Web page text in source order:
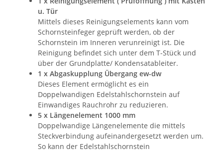
u. Tür
Mittels dieses Reinigungselements kann vom
Schornsteinfeger geprüft werden, ob der
Schornstein im Inneren verunreinigt ist. Die
Reinigung befindet sich unter dem T-Stück und
über der Grundplatte/ Kondensatableiter.
1 x Abgaskupplung Übergang ew-dw
Dieses Element ermöglicht es ein
Doppelwandigen Edelstahlschornstein auf
Einwandiges Rauchrohr zu reduzieren.
5 x Längenelement 1000 mm
Doppelwandige Längenelemente die mittels
Steckverbindung aufeinandergesetzt werden um.
So kann der Edelstahlschornstein